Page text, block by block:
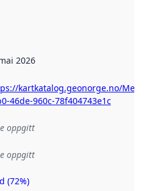
2026
kartkatalog.geonorge.no/
46de-960c-78f404743e1c
oppgitt
oppgitt
(72%)